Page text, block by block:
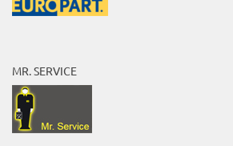
MR. SERVICE